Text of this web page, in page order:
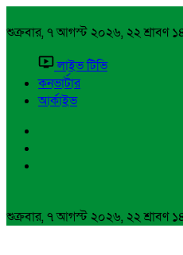
শুক্রবার, ৭ আগস্ট ২০২৬, ২২ শ্রাবণ
লাইভ টিভি
কনভার্টার
আর্কাইভ
শুক্রবার, ৭ আগস্ট ২০২৬, ২২ শ্রাবণ